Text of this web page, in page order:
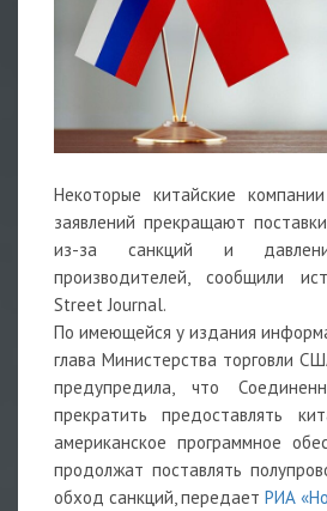
Некоторые китайские
заявлений прекращают
из-за санкций и
производителей, сообщили
Street Journal.
По имеющейся у издания
глава Министерства торговли
предупредила, что
прекратить предоставлять
американское программное
продолжат поставлять
обход санкций, передает РИА